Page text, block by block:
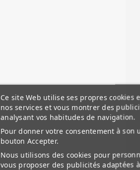
Ce site Web utilise ses propres
nos services et vous montrer des
analysant vos habitudes de navigation.
Pour donner votre consentement à son
bouton Accepter.
Nous utilisons des cookies pour
vous proposer des publicités adaptées